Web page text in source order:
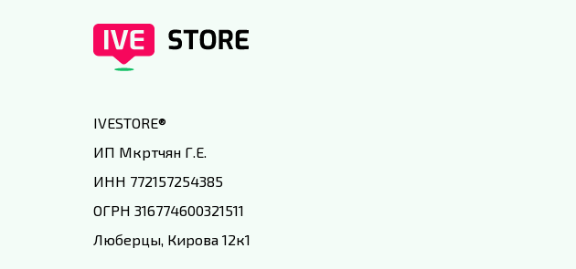
IVESTORE®
ИП Мкртчян Г.Е.
ИНН 772157254385
ОГРН 316774600321511
Люберцы, Кирова 12к1